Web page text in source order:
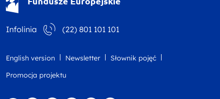
Infolinia (22) 801 101 101
English version Newsletter
Słownik pojęć
Promocja projektu